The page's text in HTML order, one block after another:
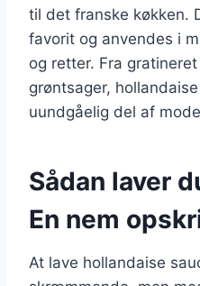
til det franske køkken.
favorit og anvendes i
og retter. Fra
grøntsager,
uundgåelig del af
Sådan laver
En nem
At lave hollandaise